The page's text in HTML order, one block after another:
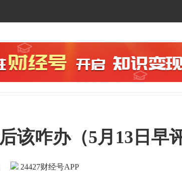
该咋办（5月13日早评
财经号APP
24427